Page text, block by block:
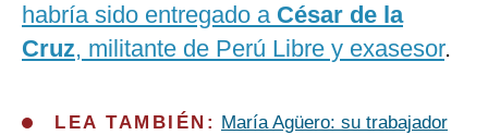
habría sido entregado a César de la
Cruz, militante de Perú Libre y exasesor.
LEA TAMBIÉN: María Agüero: su trabajador